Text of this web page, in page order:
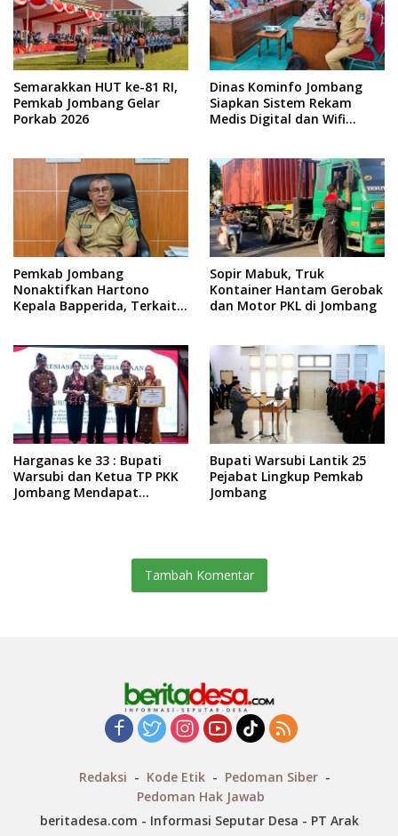
Semarakkan HUT ke-81 RI,
Pemkab Jombang Gelar
Porkab 2026
Dinas Kominfo Jombang
Siapkan Sistem Rekam
Medis Digital dan Wifi
Pemkab Jombang
Nonaktifkan Hartono
Kepala Bapperida, Terkait
Sopir Mabuk, Truk
Kontainer Hantam Gerobak
dan Motor PKL di Jombang
Harganas ke 33 : Bupati
Warsubi dan Ketua TP PKK
Jombang Mendapat
Bupati Warsubi Lantik 25
Pejabat Lingkup Pemkab
Jombang
Tambah Komentar
Redaksi Kode Etik
Pedoman Siber
Pedoman Hak Jawab
beritadesa.com - Informasi Seputar Desa - PT Arak